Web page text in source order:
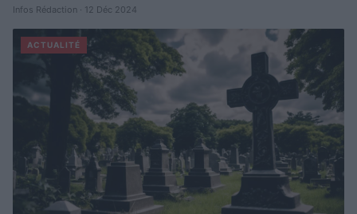
Infos Rédaction · 12 Déc 2024
ACTUALITÉ